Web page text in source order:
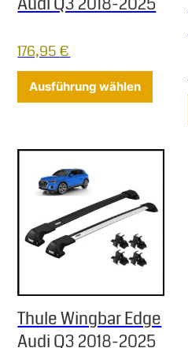
176,95€
Ausführung wählen
Thule Wingbar Edge
Audi Q3 2018-2025